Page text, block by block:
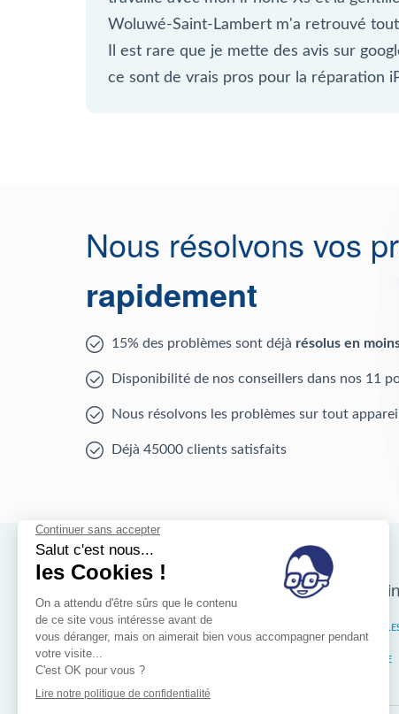
Woluwé-Saint-Lambert m'a retrouvé
Il est rare que je mette des avis sur
ce sont de vrais pros pour la réparation
Nous résolvons vos
rapidement
15% des problèmes sont déjà résolus en
Disponibilité de nos conseillers dans nos 11
Nous résolvons les problèmes sur tout
Déjà 45000 clients satisfaits
Nos magasins
LIÈGE